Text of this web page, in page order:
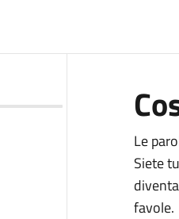
Le
Siete
favole.